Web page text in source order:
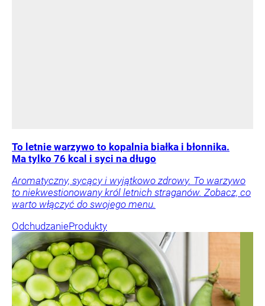
To letnie warzywo to kopalnia białka i błonnika.
Ma tylko 76 kcal i syci na długo
Aromatyczny, sycący i wyjątkowo zdrowy. To warzywo
to niekwestionowany król letnich straganów. Zobacz, co
warto włączyć do swojego menu.
OdchudzanieProdukty